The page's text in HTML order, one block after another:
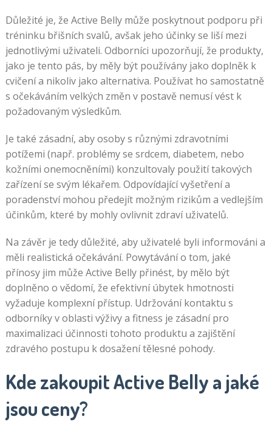
Důležité je, že Active Belly může poskytnout podporu při
tréninku břišních svalů, avšak jeho účinky se liší mezi
jednotlivými uživateli. Odborníci upozorňují, že produkty,
jako je tento pás, by měly být používány jako doplněk k
cvičení a nikoliv jako alternativa. Používat ho samostatně
s očekáváním velkých změn v postavě nemusí vést k
požadovaným výsledkům.
Je také zásadní, aby osoby s různými zdravotními
potížemi (např. problémy se srdcem, diabetem, nebo
kožními onemocněními) konzultovaly použití takových
zařízení se svým lékařem. Odpovídající vyšetření a
poradenství mohou předejít možným rizikům a vedlejším
účinkům, které by mohly ovlivnit zdraví uživatelů.
Na závěr je tedy důležité, aby uživatelé byli informováni a
měli realistická očekávání. Powytávání o tom, jaké
přínosy jim může Active Belly přinést, by mělo být
doplněno o vědomí, že efektivní úbytek hmotnosti
vyžaduje komplexní přístup. Udržování kontaktu s
odborníky v oblasti výživy a fitness je zásadní pro
maximalizaci účinnosti tohoto produktu a zajištění
zdravého postupu k dosažení tělesné pohody.
Kde zakoupit Active Belly a jaké
jsou ceny?